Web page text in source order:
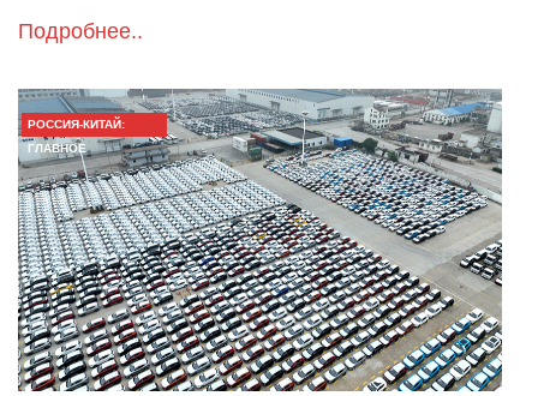
Подробнее..
РОССИЯ-КИТАЙ:
ГЛАВНОЕ